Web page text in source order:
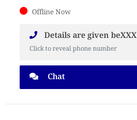
Offline Now
Details are given beXXX
Click to reveal phone number
Chat